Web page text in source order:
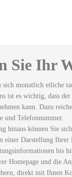
Sie Ihr
monatlich etliche
ist es wichtig, dass
kann. Dazu
und Telefonnummer.
hinaus können Sie
einer Darstellung
bis
Homepage und die
direkt mit Ihnen